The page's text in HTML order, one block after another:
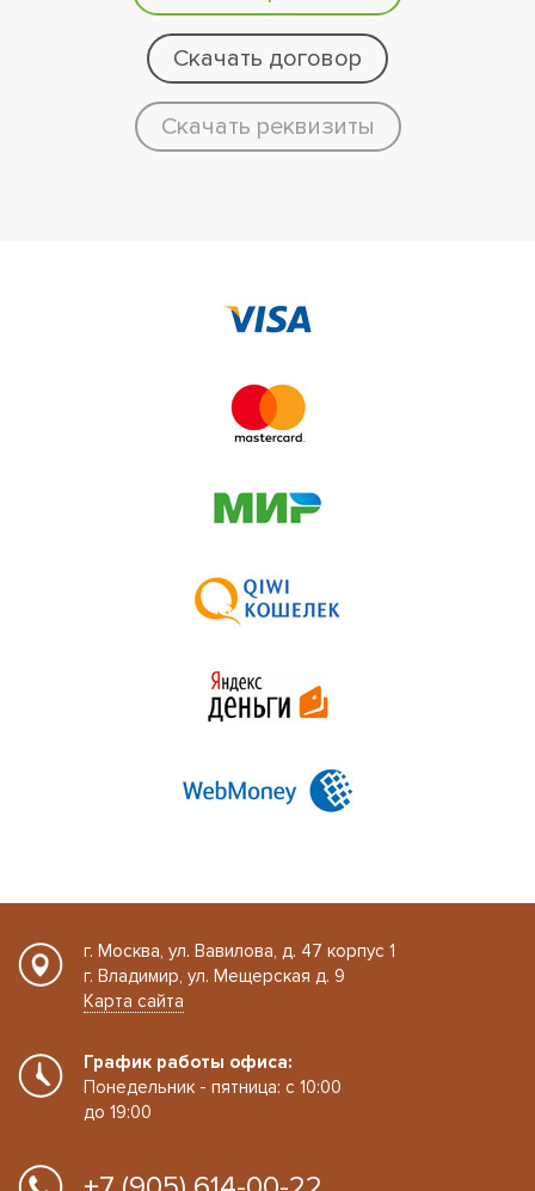
Скачать договор
Скачать реквизиты
г. Москва, ул. Вавилова, д. 47 корпус 1
г. Владимир, ул. Мещерская д. 9
Карта сайта
График работы офиса:
Понедельник - пятница: с 10:00
до 19:00